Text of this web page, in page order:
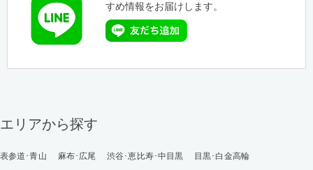
すめ情報をお届けします。
エリアから探す
表参道･青山 麻布･広尾 渋谷･恵比寿･中目黒
目黒･白金高輪